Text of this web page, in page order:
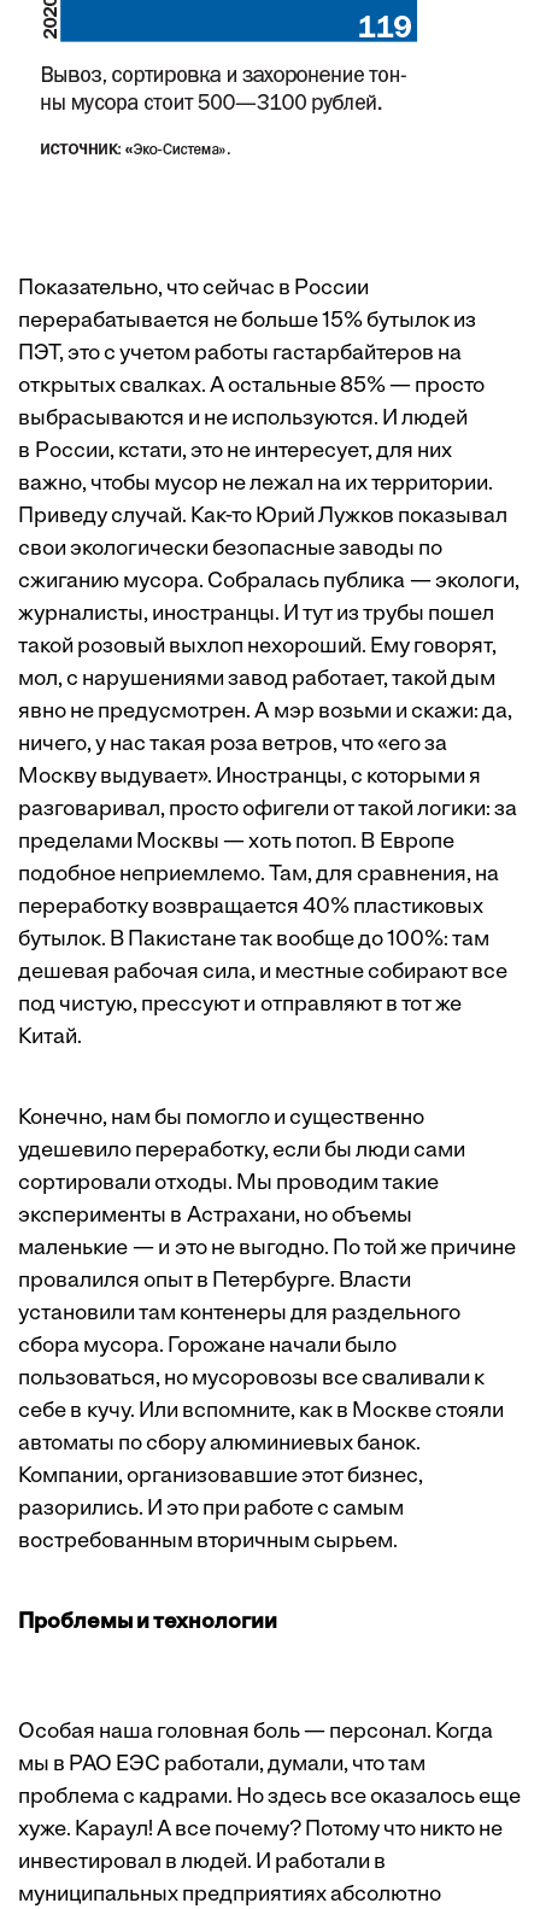
Показательно, что сейчас в России
перерабатывается не больше 15% бутылок из
ПЭТ, это с учетом работы гастарбайтеров на
открытых свалках. А остальные 85% — просто
выбрасываются и не используются. И людей
в России, кстати, это не интересует, для них
важно, чтобы мусор не лежал на их территории.
Приведу случай. Как-то Юрий Лужков показывал
свои экологически безопасные заводы по
сжиганию мусора. Собралась публика — экологи,
журналисты, иностранцы. И тут из трубы пошел
такой розовый выхлоп нехороший. Ему говорят,
мол, с нарушениями завод работает, такой дым
явно не предусмотрен. А мэр возьми и скажи: да,
ничего, у нас такая роза ветров, что «его за
Москву выдувает». Иностранцы, с которыми я
разговаривал, просто офигели от такой логики: за
пределами Москвы — хоть потоп. В Европе
подобное неприемлемо. Там, для сравнения, на
переработку возвращается 40% пластиковых
бутылок. В Пакистане так вообще до 100%: там
дешевая рабочая сила, и местные собирают все
под чистую, прессуют и отправляют в тот же
Китай.
Конечно, нам бы помогло и существенно
удешевило переработку, если бы люди сами
сортировали отходы. Мы проводим такие
эксперименты в Астрахани, но объемы
маленькие — и это не выгодно. По той же причине
провалился опыт в Петербурге. Власти
установили там контенеры для ­раздельного
сбора мусора. Горожане начали было
пользоваться, но ­мусоровозы все сваливали к
себе в кучу. Или вспомните, как в Москве стояли
автоматы по сбору алюминиевых банок.
Компании, организовавшие этот бизнес,
разорились. И это при работе с самым
востребованным ­вторичным сырьем.
Проблемы и технологии
Особая наша головная боль — персонал. Когда
мы в РАО ЕЭС работали, думали, что там
проблема с кадрами. Но здесь все оказалось еще
хуже. Караул! А все почему? Потому что никто не
инвестировал в людей. И работали в
муниципальных предприятиях абсолютно